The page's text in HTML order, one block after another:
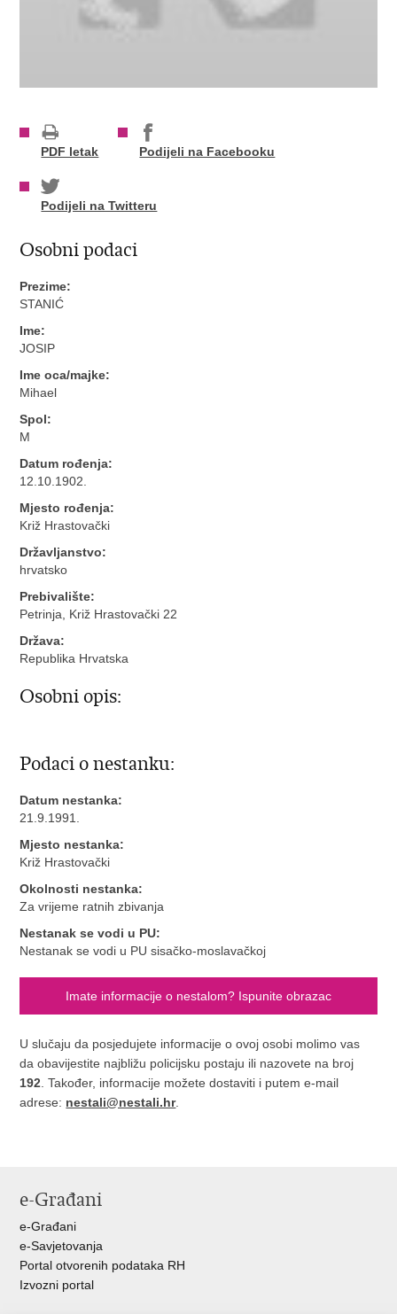
PDF letak Podijeli na Facebooku
Podijeli na Twitteru
Osobni podaci
Prezime:
STANIĆ
Ime:
JOSIP
Ime oca/majke:
Mihael
Spol:
M
Datum rođenja:
12.10.1902.
Mjesto rođenja:
Križ Hrastovački
Državljanstvo:
hrvatsko
Prebivalište:
Petrinja, Križ Hrastovački 22
Država:
Republika Hrvatska
Osobni opis:
Podaci o nestanku:
Datum nestanka:
21.9.1991.
Mjesto nestanka:
Križ Hrastovački
Okolnosti nestanka:
Za vrijeme ratnih zbivanja
Nestanak se vodi u PU:
Nestanak se vodi u PU sisačko-moslavačkoj
Imate informacije o nestalom? Ispunite obrazac
U slučaju da posjedujete informacije o ovoj osobi molimo vas
da obavijestite najbližu policijsku postaju ili nazovete na broj
192. Također, informacije možete dostaviti i putem e-mail
adrese: nestali@nestali.hr.
e-Građani
e-Građani
e-Savjetovanja
Portal otvorenih podataka RH
Izvozni portal